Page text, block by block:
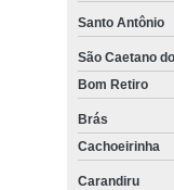
Santo Antônio
São Caetano
Bom Retiro
Brás
Cachoeirinha
Carandiru